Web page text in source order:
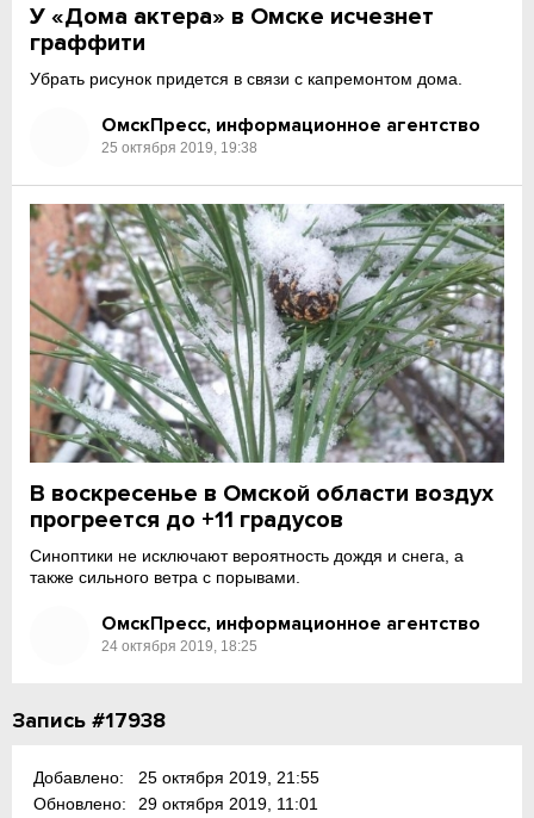
У «Дома актера» в Омске исчезнет
граффити
Убрать рисунок придется в связи с капремонтом дома.
ОмскПресс, информационное агентство
25 октября 2019, 19:38
В воскресенье в Омской области воздух
прогреется до +11 градусов
Синоптики не исключают вероятность дождя и снега, а
также сильного ветра с порывами.
ОмскПресс, информационное агентство
24 октября 2019, 18:25
Запись #17938
Добавлено:
25 октября 2019, 21:55
Обновлено:
29 октября 2019, 11:01